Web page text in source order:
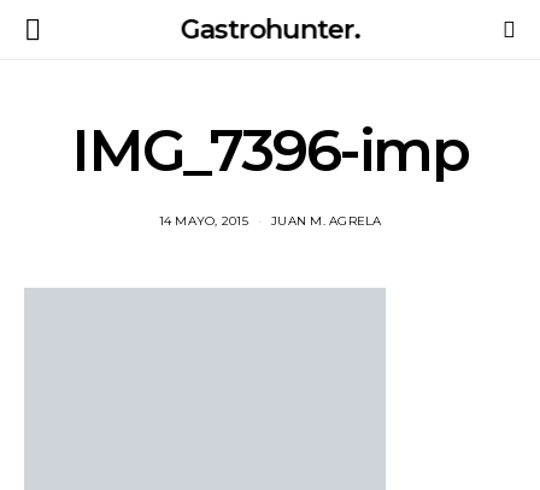
Gastrohunter.
IMG_7396-imp
14 MAYO, 2015 JUAN M. AGRELA